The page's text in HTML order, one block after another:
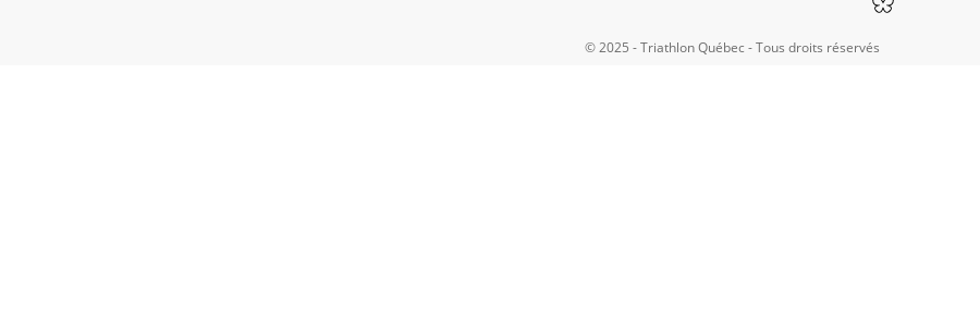
© 2025 - Triathlon Québec - Tous droits réservés